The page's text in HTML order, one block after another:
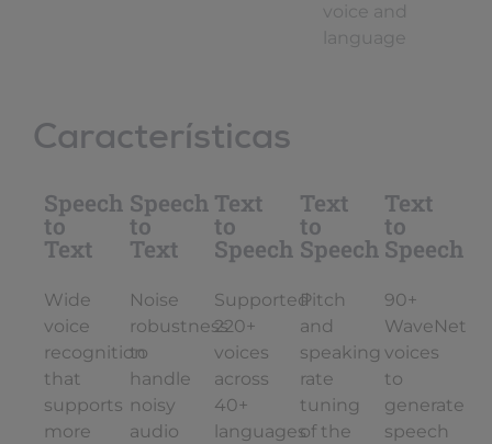
voice and
language
Características
Speech
to
Text
Wide
voice
recognition
that
supports
more
Speech
to
Text
Noise
robustness
to
handle
noisy
audio
Text
to
Speech
Supported
220+
voices
across
40+
languages
Text
to
Speech
Pitch
and
speaking
rate
tuning
of the
Text
to
Speech
90+
WaveNet
voices
to
generate
speech